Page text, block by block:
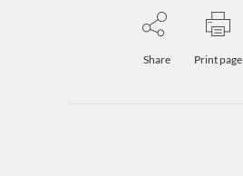
Share Print page